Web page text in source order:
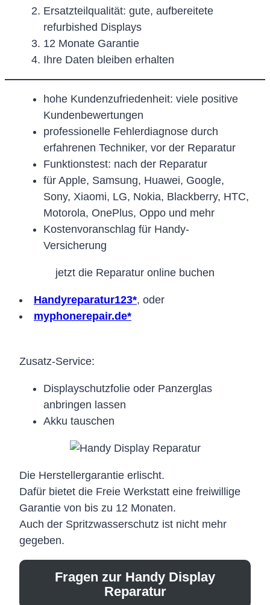
Ersatzteilqualität: gute, aufbereitete
refurbished Displays
12 Monate Garantie
Ihre Daten bleiben erhalten
hohe Kundenzufriedenheit: viele positive
Kundenbewertungen
professionelle Fehlerdiagnose durch
erfahrenen Techniker, vor der Reparatur
Funktionstest: nach der Reparatur
für Apple, Samsung, Huawei, Google,
Sony, Xiaomi, LG, Nokia, Blackberry, HTC,
Motorola, OnePlus, Oppo und mehr
Kostenvoranschlag für Handy-
Versicherung
jetzt die Reparatur online buchen
Handyreparatur123*, oder
myphonerepair.de*
Zusatz-Service:
Displayschutzfolie oder Panzerglas
anbringen lassen
Akku tauschen
Die Herstellergarantie erlischt.
Dafür bietet die Freie Werkstatt eine freiwillige
Garantie von bis zu 12 Monaten.
Auch der Spritzwasserschutz ist nicht mehr
gegeben.
Fragen zur Handy Display
Reparatur